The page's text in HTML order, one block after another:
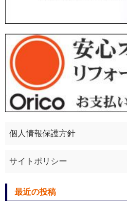
個人情報保護方針
サイトポリシー
最近の投稿